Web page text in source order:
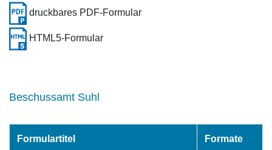
druckbares PDF-Formular
HTML5-Formular
Beschussamt Suhl
Formulartitel Formate